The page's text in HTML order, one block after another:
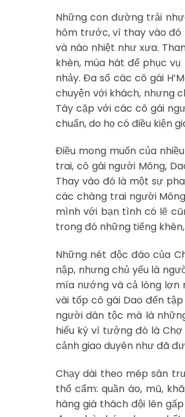
Những con đường trải
hôm trước, vì thay vào đó
và náo nhiệt như xưa.
khèn, múa hát để phục vụ
nhảy. Đa số các cô gái
chuyện với khách, nhưng
Tây cặp với các cô gái
chuẩn, do họ có điều kiện
Điều mong muốn của
trai, cô gái người Mông,
Thay vào đó là một sự
các chàng trai người
mình với bạn tình có lẽ
trong đó những tiếng
Những nét độc đáo của
nập, nhưng chủ yếu là
mía nướng và cả lòng lợn
vài tốp cô gái Dao đến
người dân tộc mà là
hiếu kỳ vì tưởng đó là
cảnh giao duyên như đã
Chạy dài theo mép sân
thổ cẩm: quần áo, mũ,
hàng giá thách đội lên